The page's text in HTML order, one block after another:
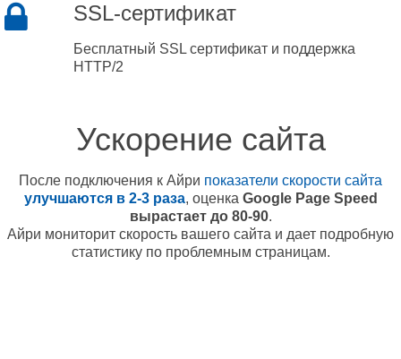
SSL-сертификат
Бесплатный SSL сертификат и поддержка
HTTP/2
Ускорение сайта
После подключения к Айри показатели скорости сайта
улучшаются в 2-3 раза, оценка Google Page Speed
вырастает до 80-90.
Айри мониторит скорость вашего сайта и дает подробную
статистику по проблемным страницам.